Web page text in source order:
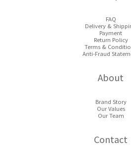
FAQ
Delivery &
Payment
Return Policy
Terms &
Anti-Fraud
About
Brand Story
Our Values
Our Team
Contact